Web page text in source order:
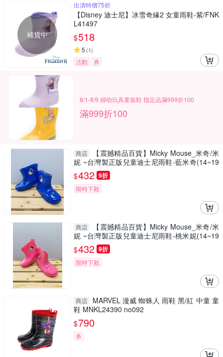
補貨中
出清特價75折
【Disney 迪士尼】冰雪奇緣2 女童雨鞋-紫/FNK
L41497
$518
5 (1)
活動 券
8/1-8/9 婦幼玩具童裝鞋 指定品滿999折100
滿999折100
商店
【震撼精品百貨】Micky Mouse_米奇/米
妮 ~台灣製正版兒童迪士尼雨鞋-藍米奇(14~19
號)#17009
$432 9折
限時下殺
商店
【震撼精品百貨】Micky Mouse_米奇/米
妮 ~台灣製正版兒童迪士尼雨鞋-桃米妮(14~19
號)#17008
$432 9折
限時下殺
商店
MARVEL 漫威 蜘蛛人 雨鞋 黑/紅 中童 童
鞋 MNKL24390 no092
$790
券